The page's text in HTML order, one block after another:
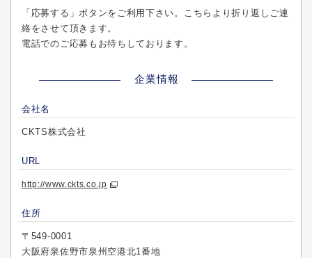
「応募する」ボタンをご利用下さい。こちらより折り返しご連
絡をさせて頂きます。
電話でのご応募もお待ちしております。
企業情報
会社名
CKTS株式会社
URL
http://www.ckts.co.jp
住所
〒549-0001
大阪府泉佐野市泉州空港北1番地